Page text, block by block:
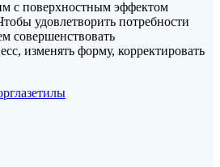
с поверхностным эффектом
удовлетворить потребности
совершенствовать
изменять форму, корректировать